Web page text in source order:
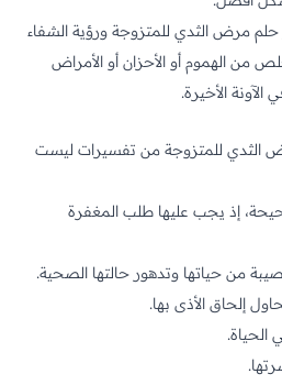
مرض الثدي للمتزوجة ورؤية الشفاء
من الهموم أو الأحزان أو الأمراض
الأخيرة.
الثدي للمتزوجة من تفسيرات ليست
إذ يجب عليها طلب المغفرة
من حياتها وتدهور حالتها الصحية.
إلحاق الأذى بها.
الحياة.